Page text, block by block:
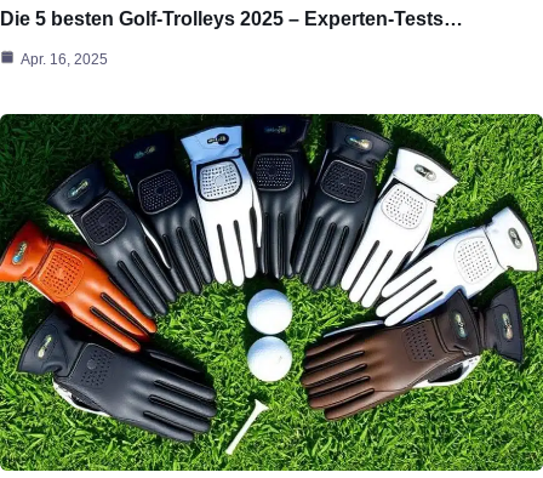
Die 5 besten Golf-Trolleys 2025 – Experten-Tests…
Apr. 16, 2025